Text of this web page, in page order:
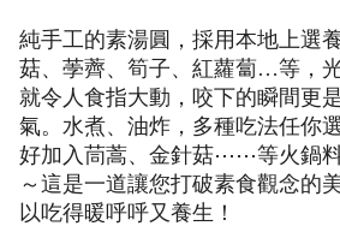
純手工的素湯圓，採用本地上選
菇、荸薺、筍子、紅蘿蔔…等，
就令人食指大動，咬下的瞬間更
氣。水煮、油炸，多種吃法任你
好加入茼蒿、金針菇⋯⋯等火鍋
～這是一道讓您打破素食觀念的
以吃得暖呼呼又養生！